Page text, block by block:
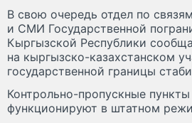
В свою очередь отдел по
и СМИ Государственной
Кыргызской Республики
на кыргызско-казахстанском
государственной границы
Контрольно-пропускные пункты
функционируют в штатном